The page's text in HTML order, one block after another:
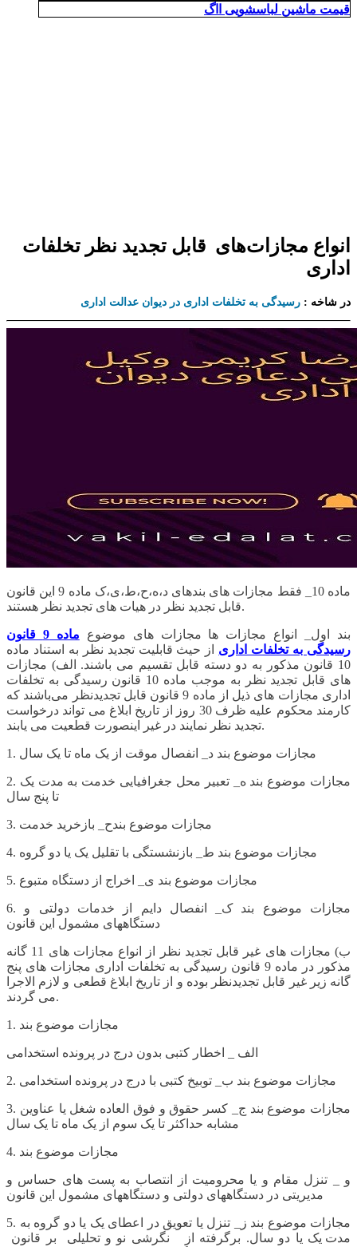
قیمت ماشین لباسشویی ااگ
انواع مجازات‌های قابل تجدید نظر تخلفات
اداری
در شاخه : رسیدگی به تخلفات اداری در دیوان عدالت اداری
ماده 10_ فقط مجازات های بندهای د،ه،ح،ط،ی،ک ماده 9 این قانون
قابل تجدید نظر در هیات های تجدید نظر هستند.
بند اول_ انواع مجازات ها مجازات های موضوع
ماده 9 قانون
رسیدگی به تخلفات اداری از حیث قابلیت تجدید نظر به استناد ماده
10 قانون مذکور به دو دسته قابل تقسیم می باشند. الف) مجازات
های قابل تجدید نظر به موجب ماده 10 قانون رسیدگی به تخلفات
اداری مجازات های ذیل از ماده 9 قانون قابل تجدیدنظر می‌باشند که
کارمند محکوم علیه ظرف 30 روز از تاریخ ابلاغ می تواند درخواست
تجدید نظر نمایند در غیر اینصورت قطعیت می یابند.
1. مجازات موضوع بند د_ انفصال موقت از یک ماه تا یک سال
2. مجازات موضوع بند ه_ تعبیر محل جغرافیایی خدمت به مدت یک
تا پنج سال
3. مجازات موضوع بندح_ بازخرید خدمت
4. مجازات موضوع بند ط_ بازنشستگی با تقلیل یک یا دو گروه
5. مجازات موضوع بند ی_ اخراج از دستگاه متبوع
6. مجازات موضوع بند ک_ انفصال دایم از خدمات دولتی و
دستگاههای مشمول این قانون
ب) مجازات های غیر قابل تجدید نظر از انواع مجازات های 11 گانه
مذکور در ماده 9 قانون رسیدگی به تخلفات اداری مجازات های پنج
گانه زیر غیر قابل تجدیدنظر بوده و از تاریخ ابلاغ قطعی و لازم الاجرا
می گردند.
1. مجازات موضوع بند
الف _ اخطار کتبی بدون درج در پرونده استخدامی
2. مجازات موضوع بند ب_ توبیخ کتبی با درج در پرونده استخدامی
3. مجازات موضوع بند ج_ کسر حقوق و فوق العاده شغل یا عناوین
مشابه حداکثر تا یک سوم از یک ماه تا یک سال
4. مجازات موضوع بند
و _ تنزل مقام و یا محرومیت از انتصاب به پست های حساس و
مدیریتی در دستگاههای دولتی و دستگاههای مشمول این قانون
5. مجازات موضوع بند ز_ تنزل یا تعویق در اعطای یک یا دو گروه به
مدت یک یا دو سال. برگرفته از نگرشی نو و تحلیلی بر قانون